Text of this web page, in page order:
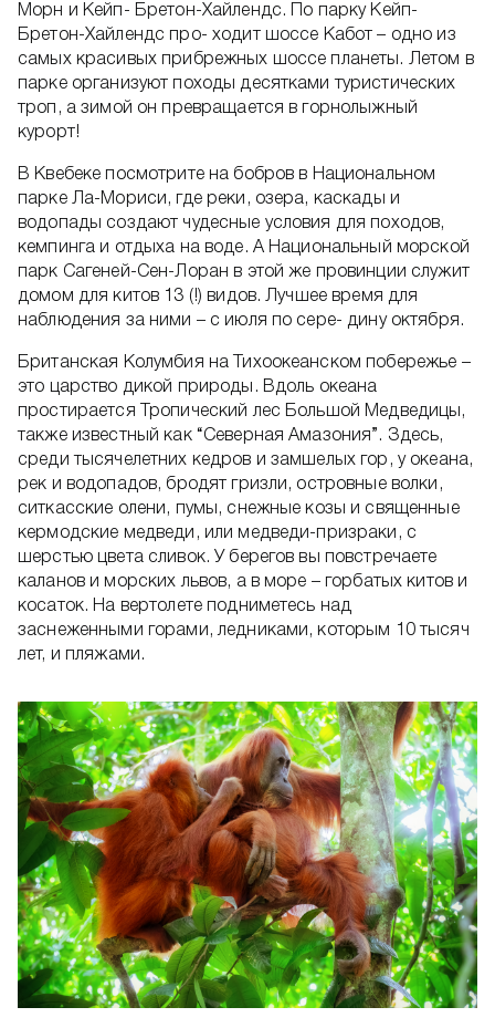
Морн и Кейп- Бретон-Хайлендс. По парку Кейп-
Бретон-Хайлендс про- ходит шоссе Кабот – одно из
самых красивых прибрежных шоссе планеты. Летом в
парке организуют походы десятками туристических
троп, а зимой он превращается в горнолыжный
курорт!
В Квебеке посмотрите на бобров в Национальном
парке Ла-Мориси, где реки, озера, каскады и
водопады создают чудесные условия для походов,
кемпинга и отдыха на воде. А Национальный морской
парк Сагеней-Сен-Лоран в этой же провинции служит
домом для китов 13 (!) видов. Лучшее время для
наблюдения за ними – с июля по сере- дину октября.
Британская Колумбия на Тихоокеанском побережье –
это царство дикой природы. Вдоль океана
простирается Тропический лес Большой Медведицы,
также известный как “Северная Амазония”. Здесь,
среди тысячелетних кедров и замшелых гор, у океана,
рек и водопадов, бродят гризли, островные волки,
ситкасские олени, пумы, снежные козы и священные
кермодские медведи, или медведи-призраки, с
шерстью цвета сливок. У берегов вы повстречаете
каланов и морских львов, а в море – горбатых китов и
косаток. На вертолете подниметесь над
заснеженными горами, ледниками, которым 10 тысяч
лет, и пляжами.